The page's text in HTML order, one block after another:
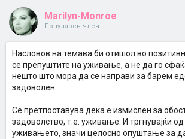
Marilyn-Monroe
Популарен член
Насловов на темава би отишол во
се препуштите на уживање, а не да го
нешто што мора да се направи за барем
задоволен.
Се претпоставува дека е измислен за
задоволство, т.е. уживање. И тргнувајќи
уживањето, значи целосно опуштање за